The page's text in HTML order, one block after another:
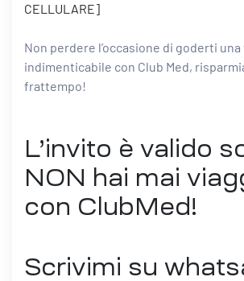
CELLULARE]
Non perdere l’occasione di goderti una
indimenticabile con Club Med,
frattempo!
L’invito è valido
NON hai mai
con ClubMed!
Scrivimi su